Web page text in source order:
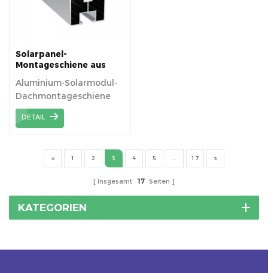
Solarpanel-
Montageschiene aus
Dachmontage-Racking-
System
Aluminium-Solarmodul-
Dachmontageschiene
für PV-
Halterungsmontage
DETAIL
1 2 3 4 5 17
Insgesamt 17 Seiten
KATEGORIEN